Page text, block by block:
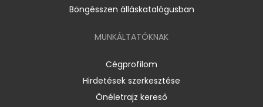
Böngésszen álláskatalógusban
MUNKÁLTATÓKNAK
Cégprofilom
Hirdetések szerkesztése
Önéletrajz kereső